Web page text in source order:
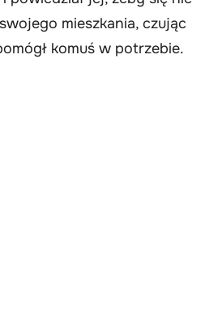
mieszkania, czując
komuś w potrzebie.